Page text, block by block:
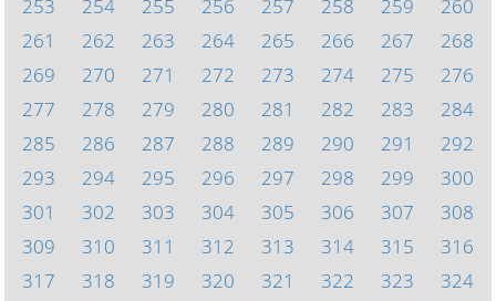
253
254 255 256 257 258 259
260
261
262 263 264 265 266 267
268
269
270 271 272 273 274 275
276
277
278 279 280 281 282 283
284
285
286 287 288 289 290 291
292
293
294 295 296 297 298 299
300
301
302 303 304 305 306 307
308
309
310 311 312 313 314 315
316
317
318 319 320 321 322 323
324